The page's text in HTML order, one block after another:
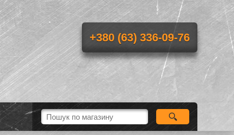
+380 (63) 336-09-76